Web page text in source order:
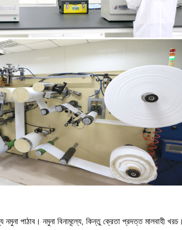
পাঠাব। নমুনা বিনামূল্যে, কিন্তু ক্রেতা প্রদত্ত মালবাহী খরচ।